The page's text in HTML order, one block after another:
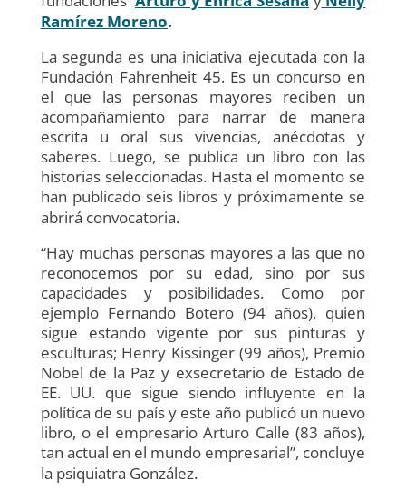
Ramírez Moreno.
La segunda es una iniciativa ejecutada con la
Fundación Fahrenheit 45. Es un concurso en
el que las personas mayores reciben un
acompañamiento para narrar de manera
escrita u oral sus vivencias, anécdotas y
saberes. Luego, se publica un libro con las
historias seleccionadas. Hasta el momento se
han publicado seis libros y próximamente se
abrirá convocatoria.
“Hay muchas personas mayores a las que no
reconocemos por su edad, sino por sus
capacidades y posibilidades. Como por
ejemplo Fernando Botero (94 años), quien
sigue estando vigente por sus pinturas y
esculturas; Henry Kissinger (99 años), Premio
Nobel de la Paz y exsecretario de Estado de
EE. UU. que sigue siendo influyente en la
política de su país y este año publicó un nuevo
libro, o el empresario Arturo Calle (83 años),
tan actual en el mundo empresarial”, concluye
la psiquiatra González.